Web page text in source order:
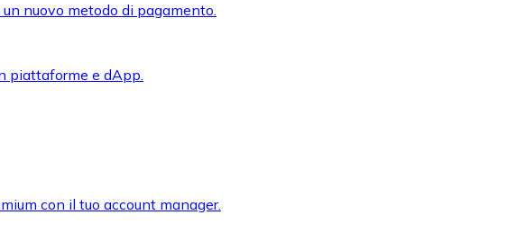
nuovo metodo di pagamento.
piattaforme e dApp.
con il tuo account manager.